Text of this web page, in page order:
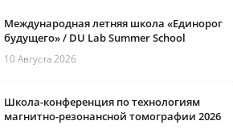
Международная летняя школа «Единорог
будущего» / DU Lab Summer School
10 Августа 2026
Школа-конференция по технологиям
магнитно-резонансной томографии 2026